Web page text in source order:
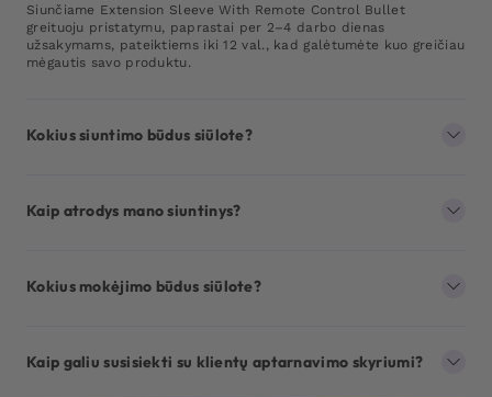
Siunčiame Extension Sleeve With Remote Control Bullet
greituoju pristatymu, paprastai per 2–4 darbo dienas
užsakymams, pateiktiems iki 12 val., kad galėtumėte kuo greičiau
mėgautis savo produktu.
Kokius siuntimo būdus siūlote?
Kaip atrodys mano siuntinys?
Kokius mokėjimo būdus siūlote?
Kaip galiu susisiekti su klientų aptarnavimo skyriumi?